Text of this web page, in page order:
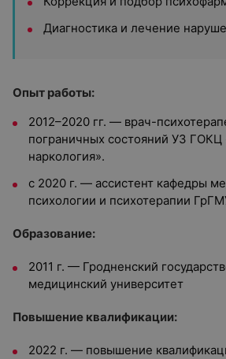
Диагностика и лечение
Опыт работы:
2012–2020 гг. — врач-
пограничных состояний УЗ ГОКЦ
наркология».
с 2020 г. — ассистент кафедры
психологии и психотерапии
Образование:
2011 г. — Гродненский
медицинский университет
Повышение квалификации:
2022 г. — повышение